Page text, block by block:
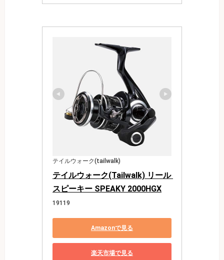
テイルウォーク(tailwalk)
テイルウォーク(Tailwalk) リール
スピーキー SPEAKY 2000HGX
19119
Amazonで見る
楽天市場で見る